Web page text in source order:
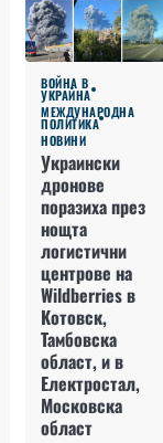
ВОЙНА В
УКРАЙНА
МЕЖДУНАРОДНА
ПОЛИТИКА
НОВИНИ
Украински
дронове
поразиха през
нощта
логистични
центрове на
Wildberries в
Котовск,
Тамбовска
област, и в
Електростал,
Московска
област